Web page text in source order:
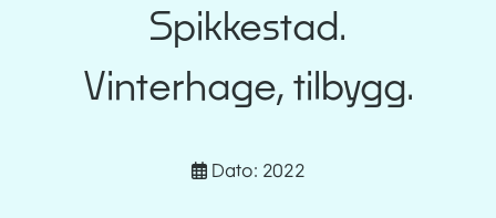
Spikkestad.
Vinterhage, tilbygg.
Dato: 2022